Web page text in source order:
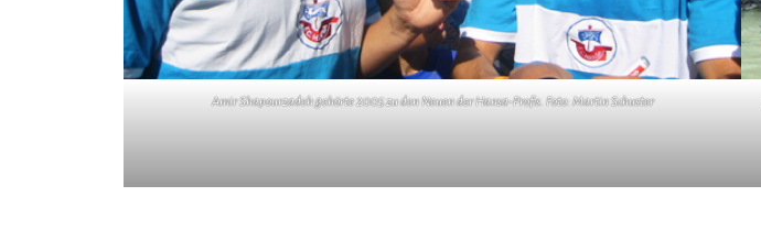
Amir Shapourzadeh gehörte 2005 zu den Neuen der Hansa-Profis. Foto: Martin Schuster